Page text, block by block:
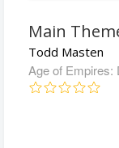
Main
Todd Masten
Age of Empires: